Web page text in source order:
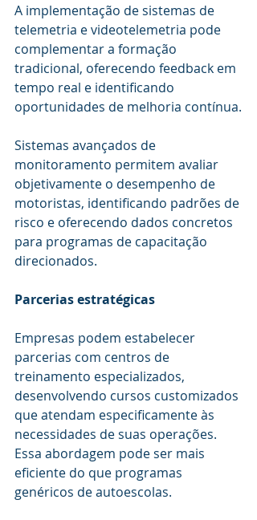
A implementação de sistemas de
telemetria e videotelemetria pode
complementar a formação
tradicional, oferecendo feedback em
tempo real e identificando
oportunidades de melhoria contínua.
Sistemas avançados de
monitoramento permitem avaliar
objetivamente o desempenho de
motoristas, identificando padrões de
risco e oferecendo dados concretos
para programas de capacitação
direcionados.
Parcerias estratégicas
Empresas podem estabelecer
parcerias com centros de
treinamento especializados,
desenvolvendo cursos customizados
que atendam especificamente às
necessidades de suas operações.
Essa abordagem pode ser mais
eficiente do que programas
genéricos de autoescolas.